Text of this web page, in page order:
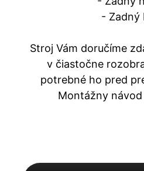
- Zadný
Stroj Vám doručíme
v čiastočne
potrebné ho pred
Montážny